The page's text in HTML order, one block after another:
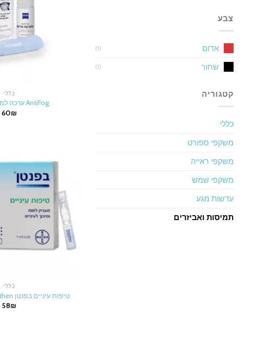
צבע
אדום (1)
שחור (1)
קטגוריה
כללי
משקפי ספורט
משקפי ראייה
משקפי שמש
עדשות מגע
תמיסות ואביזרים
כללי
AntiFog ערכה למניעת אדים
60₪
כללי
טיפות עיניים בפנטן Bepanthen בקבוקונים
58₪